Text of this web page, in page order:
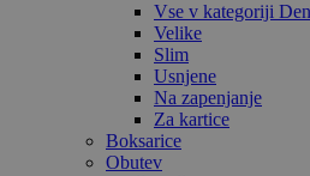
Vse v kategoriji
Velike
Slim
Usnjene
Na zapenjanje
Za kartice
Boksarice
Obutev